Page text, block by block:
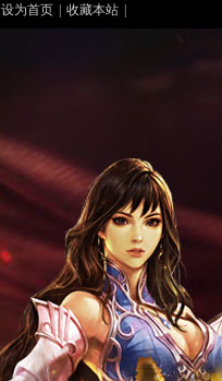
设为首页 收藏本站